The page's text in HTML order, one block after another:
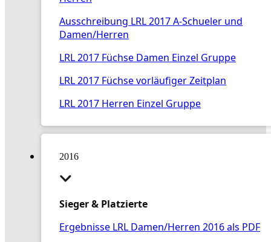
Ausschreibung LRL 2017 A-Schueler und
Damen/Herren
LRL 2017 Füchse Damen Einzel Gruppe
LRL 2017 Füchse vorläufiger Zeitplan
LRL 2017 Herren Einzel Gruppe
2016
Sieger & Platzierte
Ergebnisse LRL Damen/Herren 2016 als PDF